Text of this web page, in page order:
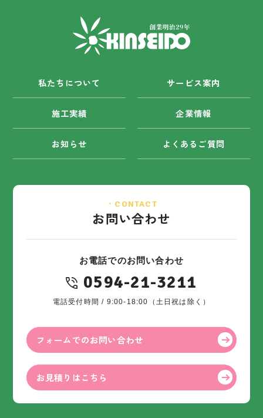
私たちについて サービス案内
施工実績 企業情報
お知らせ よくあるご質問
・CONTACT
お問い合わせ
お電話でのお問い合わせ
0594-21-3211
電話受付時間 / 9:00-18:00（土日祝は除く）
フォームでのお問い合わせ
お見積りはこちら